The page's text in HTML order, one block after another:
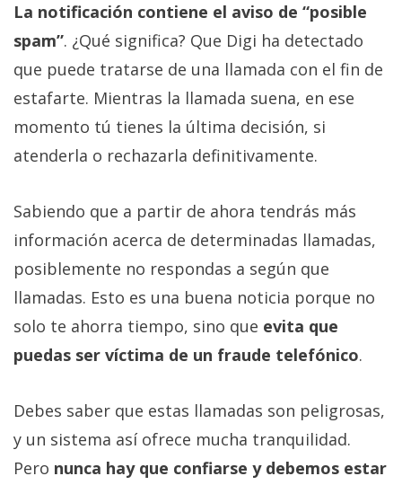
La notificación contiene el aviso de “posible
spam”. ¿Qué significa? Que Digi ha detectado
que puede tratarse de una llamada con el fin de
estafarte. Mientras la llamada suena, en ese
momento tú tienes la última decisión, si
atenderla o rechazarla definitivamente.
Sabiendo que a partir de ahora tendrás más
información acerca de determinadas llamadas,
posiblemente no respondas a según que
llamadas. Esto es una buena noticia porque no
solo te ahorra tiempo, sino que evita que
puedas ser víctima de un fraude telefónico.
Debes saber que estas llamadas son peligrosas,
y un sistema así ofrece mucha tranquilidad.
Pero nunca hay que confiarse y debemos estar